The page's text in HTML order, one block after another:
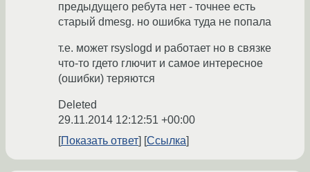
предыдущего ребута нет - точнее есть
старый dmesg. но ошибка туда не попала
т.е. может rsyslogd и работает но в связке
что-то гдето глючит и самое интересное
(ошибки) теряются
Deleted
29.11.2014 12:12:51 +00:00
Показать ответ
Ссылка